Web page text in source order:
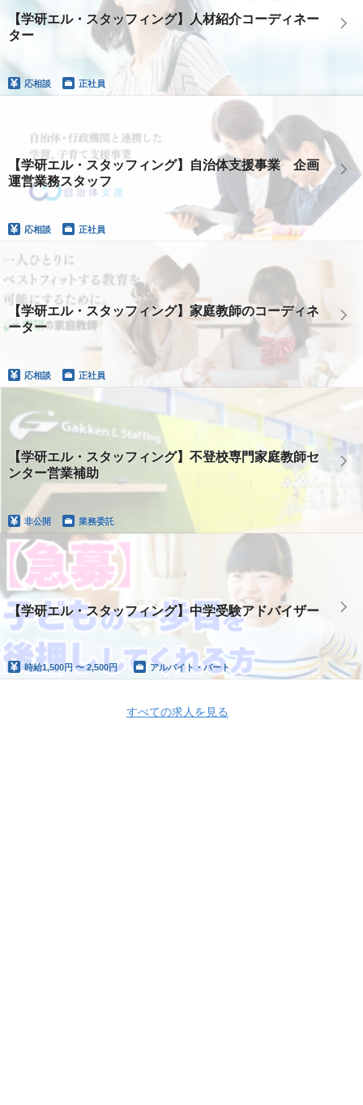
【学研エル・スタッフィング】人材紹介コーディネー
ター
応相談 正社員
【学研エル・スタッフィング】自治体支援事業 企画
運営業務スタッフ
応相談 正社員
【学研エル・スタッフィング】家庭教師のコーディネ
ーター
応相談 正社員
【学研エル・スタッフィング】不登校専門家庭教師セ
ンター営業補助
非公開 業務委託
【学研エル・スタッフィング】中学受験アドバイザー
時給1,500円 〜 2,500円 アルバイト・パート
すべての求人を見る